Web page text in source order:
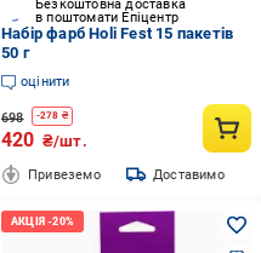
Безкоштовна доставка
в поштомати Епіцентр
Набір фарб Holi Fest 15 пакетів
50 г
оцінити
698 -278 ₴
420 ₴/шт.
Привеземо Доставимо